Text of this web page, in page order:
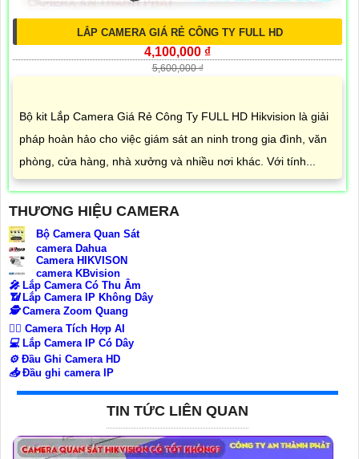
LẮP CAMERA GIÁ RẺ CÔNG TY FULL HD
4,100,000 ₫
5,600,000 ₫
Bộ kit Lắp Camera Giá Rẻ Công Ty FULL HD Hikvision là giải
pháp hoàn hảo cho việc giám sát an ninh trong gia đình, văn
phòng, cửa hàng, nhà xưởng và nhiều nơi khác. Với tính...
THƯƠNG HIỆU CAMERA
Bộ Camera Quan Sát
camera Dahua
Camera HIKVISON
camera KBvision
️🎤️ Lắp Camera Có Thu Âm
📶Lắp Camera IP Không Dây
🕵️Camera Zoom Quang
🧛‍♀️ Camera Tích Hợp AI
💻Lắp Camera IP Có Dây
⚙️Đầu Ghi Camera HD
📥Đầu ghi camera IP
TIN TỨC LIÊN QUAN